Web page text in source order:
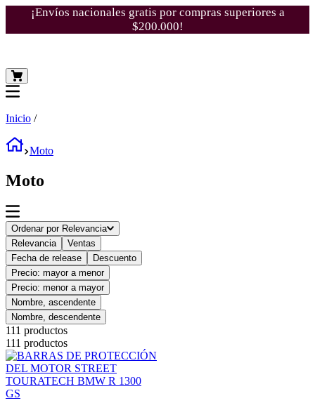
¡Envíos nacionales gratis por compras superiores a
$200.000!
Inicio /
Moto
Moto
Ordenar por Relevancia
Relevancia
Ventas
Fecha de release
Descuento
Precio: mayor a menor
Precio: menor a mayor
Nombre, ascendente
Nombre, descendente
111 productos
111 productos